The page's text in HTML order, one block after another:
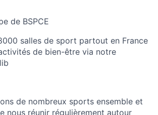
de BSPCE
salles de sport partout en France
de bien-être via notre
de nombreux sports ensemble et
nous réunir régulièrement autour